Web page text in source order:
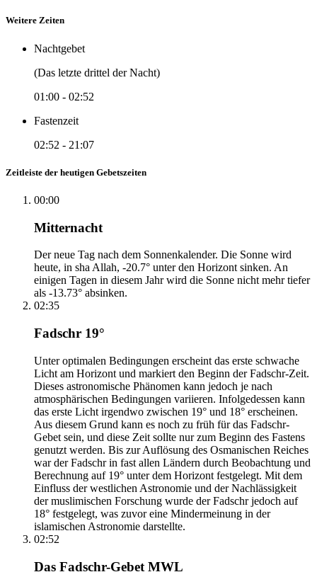
Weitere Zeiten
Nachtgebet
(Das letzte drittel der Nacht)
01:00 - 02:52
Fastenzeit
02:52 - 21:07
Zeitleiste der heutigen Gebetszeiten
00:00
Mitternacht
Der neue Tag nach dem Sonnenkalender. Die Sonne wird
heute, in sha Allah, -20.7° unter den Horizont sinken. An
einigen Tagen in diesem Jahr wird die Sonne nicht mehr tiefer
als -13.73° absinken.
02:35
Fadschr 19°
Unter optimalen Bedingungen erscheint das erste schwache
Licht am Horizont und markiert den Beginn der Fadschr-Zeit.
Dieses astronomische Phänomen kann jedoch je nach
atmosphärischen Bedingungen variieren. Infolgedessen kann
das erste Licht irgendwo zwischen 19° und 18° erscheinen.
Aus diesem Grund kann es noch zu früh für das Fadschr-
Gebet sein, und diese Zeit sollte nur zum Beginn des Fastens
genutzt werden. Bis zur Auflösung des Osmanischen Reiches
war der Fadschr in fast allen Ländern durch Beobachtung und
Berechnung auf 19° unter dem Horizont festgelegt. Mit dem
Einfluss der westlichen Astronomie und der Nachlässigkeit
der muslimischen Forschung wurde der Fadschr jedoch auf
18° festgelegt, was zuvor eine Mindermeinung in der
islamischen Astronomie darstellte.
02:52
Das Fadschr-Gebet MWL